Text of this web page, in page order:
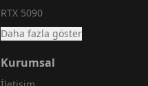
RTX 5090
Daha fazla göster
Kurumsal